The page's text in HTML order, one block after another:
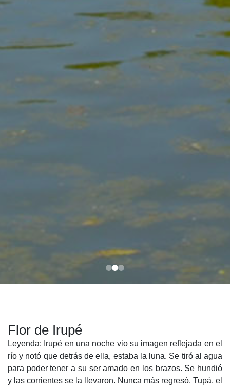
Flor de Irupé
Leyenda: Irupé en una noche vio su imagen reflejada en el
río y notó que detrás de ella, estaba la luna. Se tiró al agua
para poder tener a su ser amado en los brazos. Se hundió
y las corrientes se la llevaron. Nunca más regresó. Tupá, el